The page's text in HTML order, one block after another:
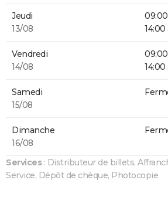
Jeudi
13/08
09:00
14:00
Vendredi
14/08
09:00
14:00
Samedi
15/08
Dimanche
16/08
Services: Distributeur de billets,
Service, Dépôt de chèque, Photocopie